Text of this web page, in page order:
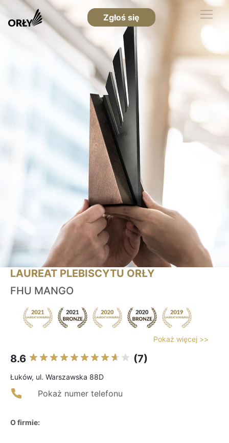
Zgłoś się
LAUREAT PLEBISCYTU ORŁY
FHU MANGO
Pokaż więcej >>
8.6 (7)
Łuków, ul. Warszawska 88D
Pokaż numer telefonu
O firmie: